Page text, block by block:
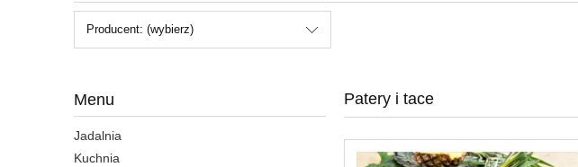
Producent: (wybierz)
Menu
Jadalnia
Kuchnia
Patery i tace